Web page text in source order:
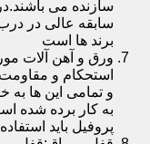
سازنده می
سابقه عالی در
برند ها است
ورق و آهن آلات
استحکام و مقاومت
و تمامی این ها به
به کار برده شده
پروفیل باید